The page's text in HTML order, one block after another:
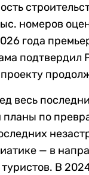
номеров
года
подтвердил
весь
планы по
— в
В